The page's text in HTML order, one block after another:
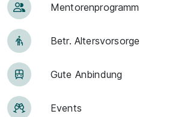
Men­to­ren­pro­gramm
Betr. Alters­vor­sorge
Gute An­bin­dung
Events